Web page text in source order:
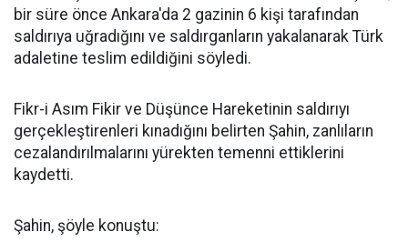
bir süre önce Ankara'da 2 gazinin 6 kişi tarafından
saldırıya uğradığını ve saldırganların yakalanarak Türk
adaletine teslim edildiğini söyledi.
Fikr-i Asım Fikir ve Düşünce Hareketinin saldırıyı
gerçekleştirenleri kınadığını belirten Şahin, zanlıların
cezalandırılmalarını yürekten temenni ettiklerini
kaydetti.
Şahin, şöyle konuştu: